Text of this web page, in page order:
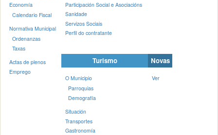
Economía
Calendario Fiscal
Normativa Municipal
Ordenanzas
Taxas
Actas de plenos
Emprego
Participación Social e Asociacións
Sanidade
Servizos Sociais
Perfil do contratante
Turismo
O Municipio
Parroquias
Demografía
Situación
Transportes
Gastronomía
Novas
Ver